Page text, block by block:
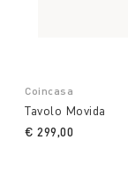
Coincasa
Tavolo Movida
€ 299,00